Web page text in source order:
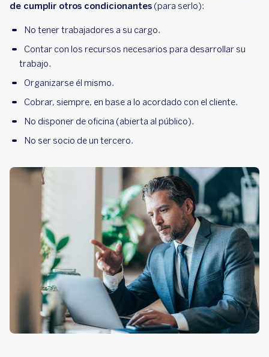
de cumplir otros condicionantes (para serlo):
No tener trabajadores a su cargo.
Contar con los recursos necesarios para desarrollar su
trabajo.
Organizarse él mismo.
Cobrar, siempre, en base a lo acordado con el cliente.
No disponer de oficina (abierta al público).
No ser socio de un tercero.